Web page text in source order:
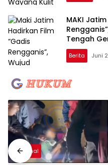
MAKI
Tengah
Berita Juni
Kriminal